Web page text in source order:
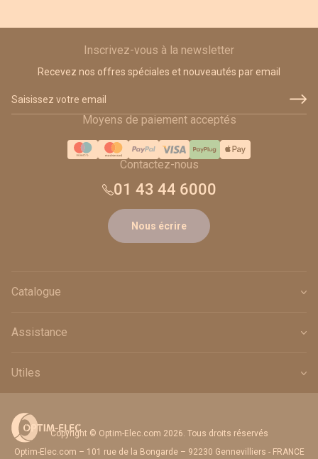
Inscrivez-vous à la newsletter
Recevez nos offres spéciales et nouveautés par email
Moyens de paiement acceptés
Contactez-nous
01 43 44 6000
Nous écrire
Catalogue
Assistance
Utiles
Copyright © Optim-Elec.com 2026. Tous droits réservés
Optim-Elec.com – 101 rue de la Bongarde – 92230 Gennevilliers - FRANCE